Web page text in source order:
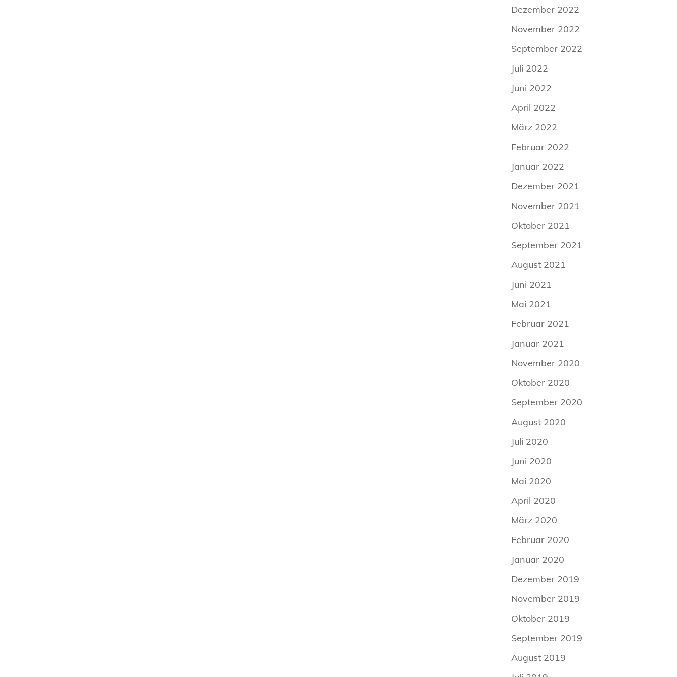
Dezember 2022
November 2022
September 2022
Juli 2022
Juni 2022
April 2022
März 2022
Februar 2022
Januar 2022
Dezember 2021
November 2021
Oktober 2021
September 2021
August 2021
Juni 2021
Mai 2021
Februar 2021
Januar 2021
November 2020
Oktober 2020
September 2020
August 2020
Juli 2020
Juni 2020
Mai 2020
April 2020
März 2020
Februar 2020
Januar 2020
Dezember 2019
November 2019
Oktober 2019
September 2019
August 2019